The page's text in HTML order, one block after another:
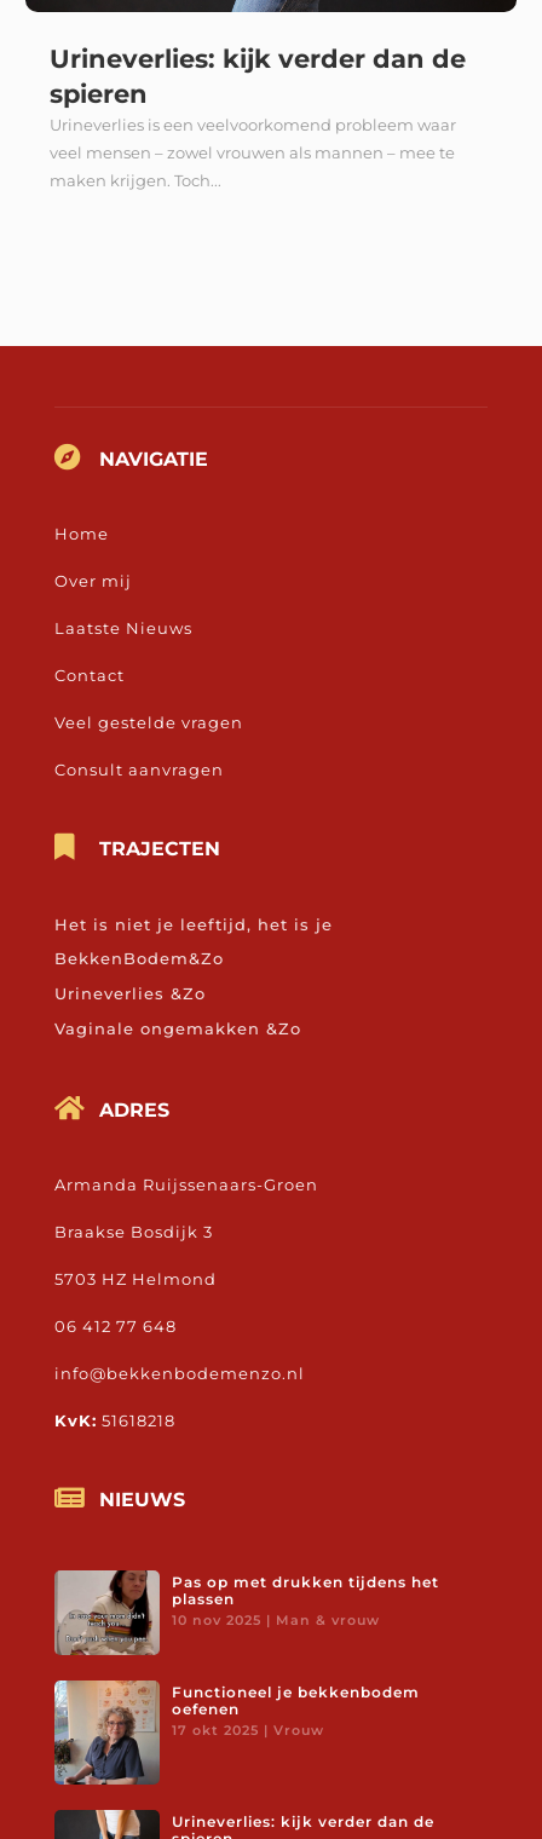
Urineverlies: kijk verder dan de
spieren
Urineverlies is een veelvoorkomend probleem waar
veel mensen – zowel vrouwen als mannen – mee te
maken krijgen. Toch...
 NAVIGATIE
Home
Over mij
Laatste Nieuws
Contact
Veel gestelde vragen
Consult aanvragen
TRAJECTEN
Het is niet je leeftijd, het is je
BekkenBodem&Zo
Urineverlies &Zo
Vaginale ongemakken &Zo
 ADRES
Armanda Ruijssenaars-Groen
Braakse Bosdijk 3
5703 HZ Helmond
06 412 77 648
info@bekkenbodemenzo.nl
KvK: 51618218
 NIEUWS
Pas op met drukken tijdens het
plassen
10 nov 2025 | Man & vrouw
Functioneel je bekkenbodem
oefenen
17 okt 2025 | Vrouw
Urineverlies: kijk verder dan de